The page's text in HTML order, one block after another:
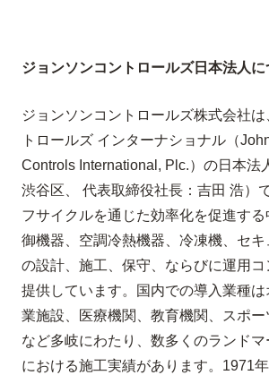
ジョンソンコントロールズ日本法人に
ジョンソンコントロールズ株式会社
トロールズ インターナショナル（
Controls International, Plc.）の日本法
渋谷区、 代表取締役社長：吉田 浩）
フサイクルを通じた効率化を促進する
御機器、空調冷熱機器、冷凍機、セ
の設計、施工、保守、ならびに運用
提供しています。国内での導入業種
業施設、医療機関、教育機関、スポ
など多岐にわたり、数多くのランド
における施工実績があります。1971